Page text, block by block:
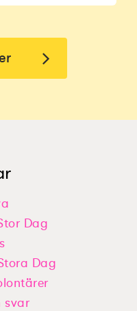
jättestort
Tv som
Dag
Dag
svar